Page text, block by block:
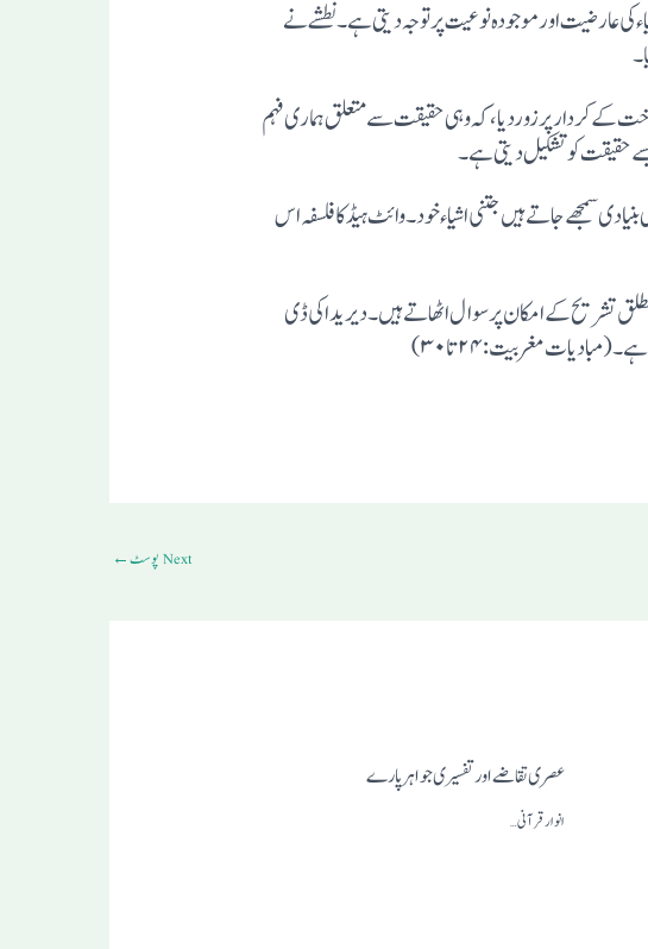
کی عارضیت اورموجودہ نوعیت پرتوجہ دیتی ہے۔ نطشے نے
کے کردارپرزوردیا، کہ وہی حقیقت سے متعلق ہماری فہم
حقیقت کو تشکیل دیتی ہے۔
سمجھے جاتے ہیں جتنی اشیاء خود۔ وائٹ ہیڈ کا فلسفہ اس
مطلق تشریح کے امکان پرسوال اٹھاتے ہیں۔ دیریدا کی ڈی
(مبادیات مغربیت:۲۴تا۳۰)
Next پوسٹ ←
عصری تقاضے اور تفسیری جواہر پارے
انوار قرآنی …